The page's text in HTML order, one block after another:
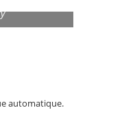
automatique.